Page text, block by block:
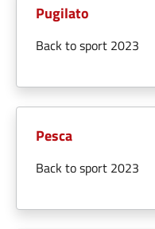
Pugilato
Back to sport 2023
Pesca
Back to sport 2023